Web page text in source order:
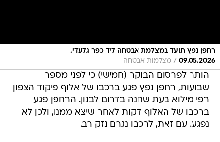
רחפן נפץ תועד במצלמת אבטחה ליד כפר גלעדי.
09.05.2026
/ מצלמות אבטחה
הותר לפרסום הבוקר (חמישי) כי לפני מספר
שבועות, רחפן נפץ פגע ברכבו של אלוף פיקוד הצפון
רפי מילוא בעת שחנה בדרום לבנון. הרחפן פגע
ברכבו של האלוף דקות לאחר שיצא ממנו, ולכן לא
נפגע. עם זאת, לרכבו נגרם נזק רב.